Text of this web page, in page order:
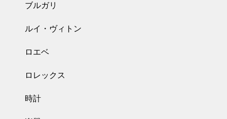
ブルガリ
ルイ・ヴィトン
ロエベ
ロレックス
時計